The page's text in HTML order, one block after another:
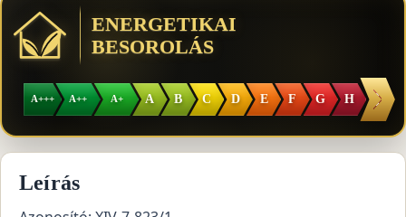
ENERGETIKAI
BESOROLÁS
A+++ A++ A+ A B C D E F G H I
Leírás